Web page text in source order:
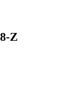
Z